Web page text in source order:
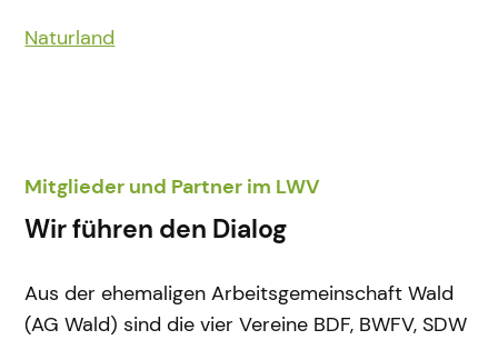
Naturland
Mitglieder und Partner im LWV
Wir führen den Dialog
Aus der ehemaligen Arbeitsgemeinschaft Wald
(AG Wald) sind die vier Vereine BDF, BWFV, SDW